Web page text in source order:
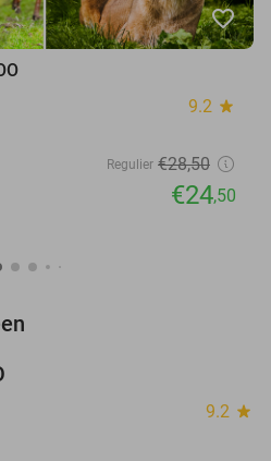
favorite_border
9.2 star
Regulier €28,50
€24,50
9.2 star